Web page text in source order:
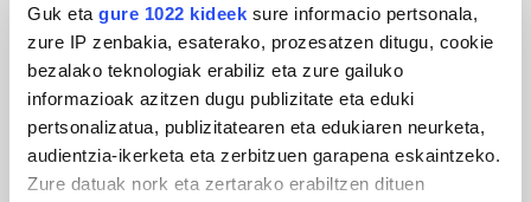
Guk eta gure 1022 kideek sure informacio pertsonala,
zure IP zenbakia, esaterako, prozesatzen ditugu, cookie
bezalako teknologiak erabiliz eta zure gailuko
informazioak azitzen dugu publizitate eta eduki
pertsonalizatua, publizitatearen eta edukiaren neurketa,
audientzia-ikerketa eta zerbitzuen garapena eskaintzeko.
Zure datuak nork eta zertarako erabiltzen dituen
ERREPORTAJEAK